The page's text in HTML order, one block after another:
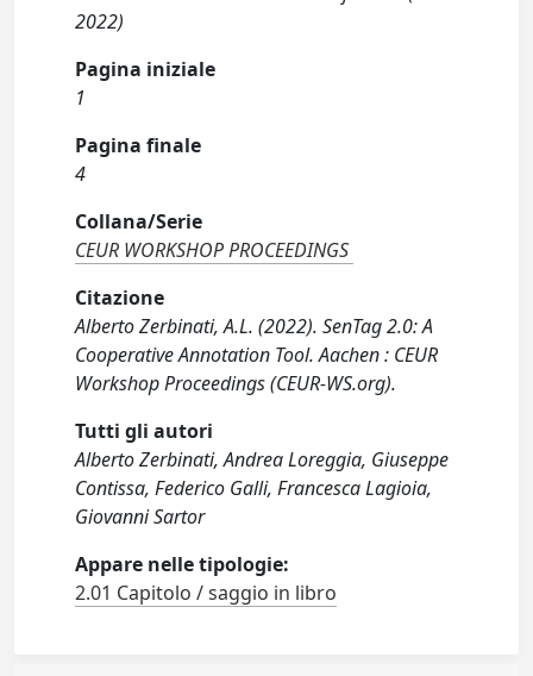
2022)
Pagina iniziale
1
Pagina finale
4
Collana/Serie
CEUR WORKSHOP PROCEEDINGS
Citazione
Alberto Zerbinati, A.L. (2022). SenTag 2.0: A
Cooperative Annotation Tool. Aachen : CEUR
Workshop Proceedings (CEUR-WS.org).
Tutti gli autori
Alberto Zerbinati, Andrea Loreggia, Giuseppe
Contissa, Federico Galli, Francesca Lagioia,
Giovanni Sartor
Appare nelle tipologie:
2.01 Capitolo / saggio in libro